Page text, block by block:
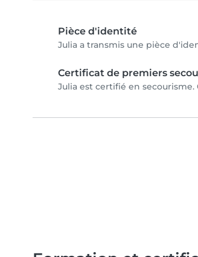
Pièce d'identité
Julia a transmis une pièce
Certificat de premiers
Julia est certifié en